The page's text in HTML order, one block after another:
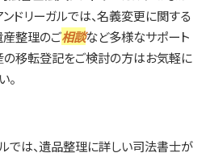
ドリーガルでは、名義変更に関する
産整理のご相談など多様なサポート
の移転登記をご検討の方はお気軽に
。
では、遺品整理に詳しい司法書士が